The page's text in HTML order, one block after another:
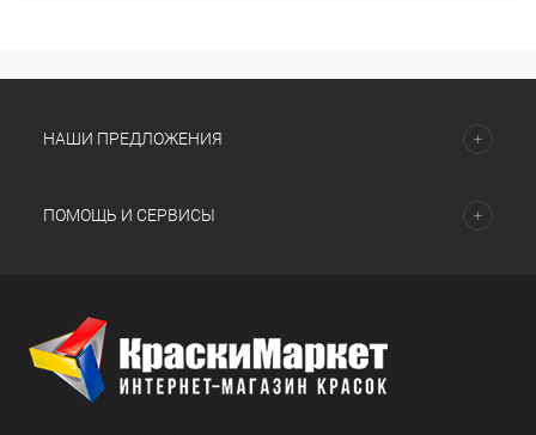
НАШИ ПРЕДЛОЖЕНИЯ
ПОМОЩЬ И СЕРВИСЫ